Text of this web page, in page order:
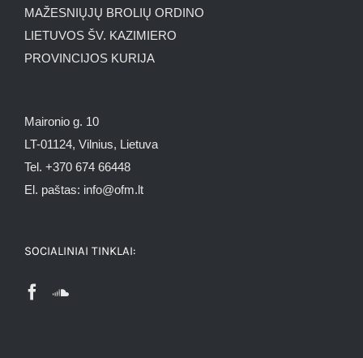
MAŽESNIŲJŲ BROLIŲ ORDINO
LIETUVOS ŠV. KAZIMIERO
PROVINCIJOS KURIJA
Maironio g. 10
LT-01124, Vilnius, Lietuva
Tel. +370 674 66448
El. paštas: info@ofm.lt
SOCIALINIAI TINKLAI: